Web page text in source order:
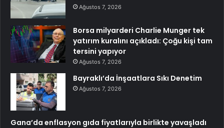
Ağustos 7, 2026
Borsa milyarderi Charlie Munger tek
yatırım kuralını açıkladı: Çoğu kişi tam
tersini yapıyor
Ağustos 7, 2026
Bayraklı’da İnşaatlara Sıkı Denetim
Ağustos 7, 2026
Gana’da enflasyon gıda fiyatlarıyla birlikte yavaşladı